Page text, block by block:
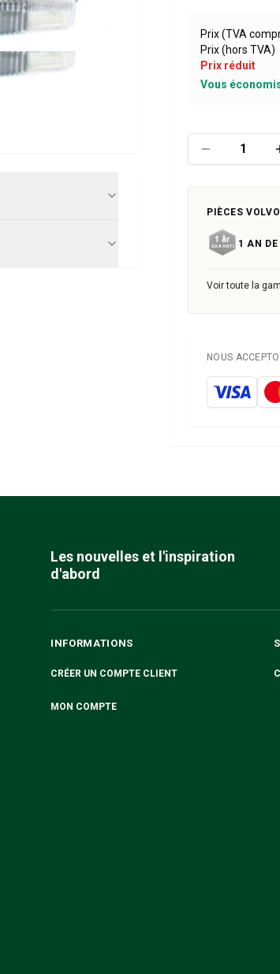
Prix (TVA
Prix (hors TVA)
Prix réduit
Vous
PIÈCES
1 AN
Voir toute la
NOUS
Les nouvelles et l'inspiration
d'abord
INFORMATIONS
CRÉER UN COMPTE CLIENT
MON COMPTE